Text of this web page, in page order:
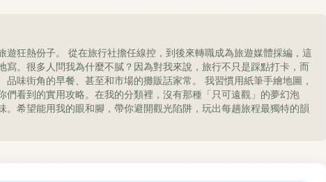
遊狂熱份子。 從在旅行社擔任線控，到後來轉職成為旅遊媒體採編，這
。很多人問我為什麼不膩？因為對我來說，旅行不只是踩點打卡，而
味街角的早餐、甚至和市場的攤販話家常。 我習慣用紙筆手繪地圖，
看到的實用攻略。在我的分類裡，沒有那種「只可遠觀」的夢幻泡
希望能用我的眼和腳，帶你避開觀光陷阱，玩出每趟旅程最獨特的韻